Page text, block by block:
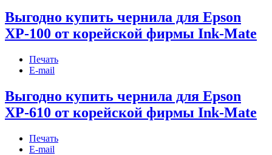
Выгодно купить чернила для Epson
XP-100 от корейской фирмы Ink-Mate
Печать
E-mail
Выгодно купить чернила для Epson
XP-610 от корейской фирмы Ink-Mate
Печать
E-mail